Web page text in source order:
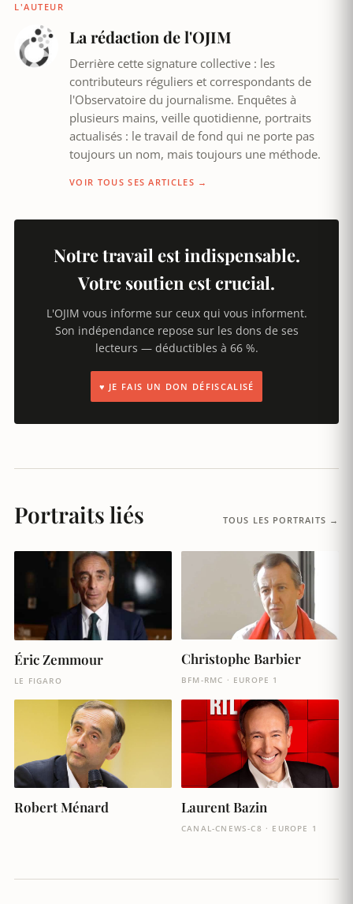
L'AUTEUR
La rédaction de l'OJIM
Derrière cette signature collective : les
contributeurs réguliers et correspondants de
l'Observatoire du journalisme. Enquêtes à
plusieurs mains, veille quotidienne, portraits
actualisés : le travail de fond qui ne porte pas
toujours un nom, mais toujours une méthode.
VOIR TOUS SES ARTICLES →
Notre travail est indispensable.
Votre soutien est crucial.
L'OJIM vous informe sur ceux qui vous informent.
Son indépendance repose sur les dons de ses
lecteurs — déductibles à 66 %.
♥ JE FAIS UN DON DÉFISCALISÉ
Portraits liés TOUS LES PORTRAITS →
Éric Zemmour
LE FIGARO
Christophe Barbier
BFM-RMC · EUROPE 1
Robert Ménard Laurent Bazin
CANAL-CNEWS-C8 · EUROPE 1